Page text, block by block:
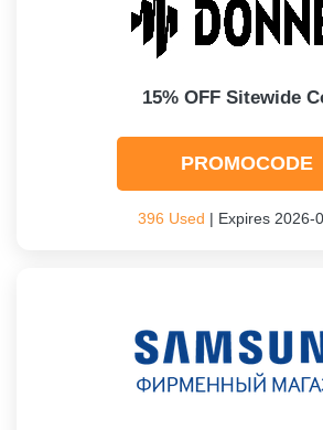
15% OFF Sitewide
PROMOCODE
396 Used | Expires 2026-